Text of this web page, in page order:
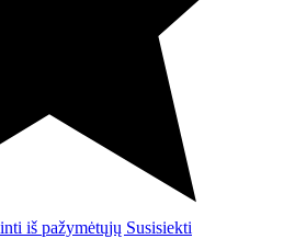
iš pažymėtųjų Susisiekti